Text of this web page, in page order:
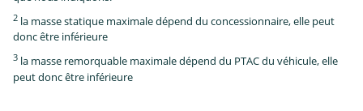
2 la masse statique maximale dépend du concessionnaire, elle peut
donc être inférieure
3 la masse remorquable maximale dépend du PTAC du véhicule, elle
peut donc être inférieure